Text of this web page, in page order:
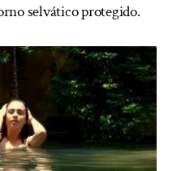
selvático protegido.